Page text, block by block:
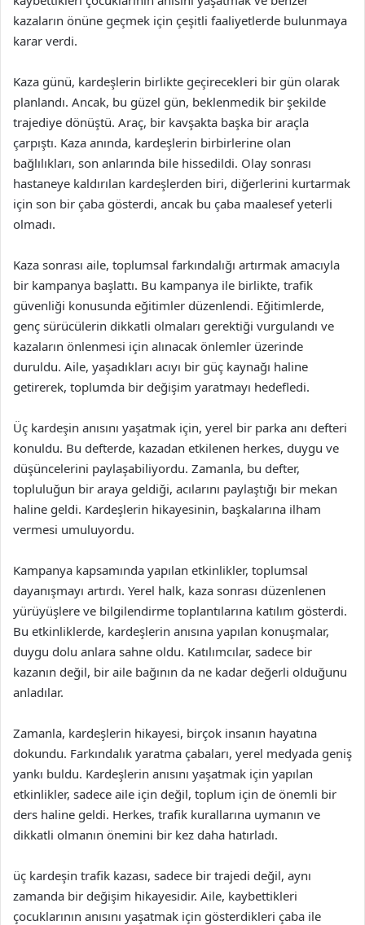
kazaların önüne geçmek için çeşitli faaliyetlerde bulunmaya
karar verdi.
Kaza günü, kardeşlerin birlikte geçirecekleri bir gün olarak
planlandı. Ancak, bu güzel gün, beklenmedik bir şekilde
trajediye dönüştü. Araç, bir kavşakta başka bir araçla
çarpıştı. Kaza anında, kardeşlerin birbirlerine olan
bağlılıkları, son anlarında bile hissedildi. Olay sonrası
hastaneye kaldırılan kardeşlerden biri, diğerlerini kurtarmak
için son bir çaba gösterdi, ancak bu çaba maalesef yeterli
olmadı.
Kaza sonrası aile, toplumsal farkındalığı artırmak amacıyla
bir kampanya başlattı. Bu kampanya ile birlikte, trafik
güvenliği konusunda eğitimler düzenlendi. Eğitimlerde,
genç sürücülerin dikkatli olmaları gerektiği vurgulandı ve
kazaların önlenmesi için alınacak önlemler üzerinde
duruldu. Aile, yaşadıkları acıyı bir güç kaynağı haline
getirerek, toplumda bir değişim yaratmayı hedefledi.
Üç kardeşin anısını yaşatmak için, yerel bir parka anı defteri
konuldu. Bu defterde, kazadan etkilenen herkes, duygu ve
düşüncelerini paylaşabiliyordu. Zamanla, bu defter,
topluluğun bir araya geldiği, acılarını paylaştığı bir mekan
haline geldi. Kardeşlerin hikayesinin, başkalarına ilham
vermesi umuluyordu.
Kampanya kapsamında yapılan etkinlikler, toplumsal
dayanışmayı artırdı. Yerel halk, kaza sonrası düzenlenen
yürüyüşlere ve bilgilendirme toplantılarına katılım gösterdi.
Bu etkinliklerde, kardeşlerin anısına yapılan konuşmalar,
duygu dolu anlara sahne oldu. Katılımcılar, sadece bir
kazanın değil, bir aile bağının da ne kadar değerli olduğunu
anladılar.
Zamanla, kardeşlerin hikayesi, birçok insanın hayatına
dokundu. Farkındalık yaratma çabaları, yerel medyada geniş
yankı buldu. Kardeşlerin anısını yaşatmak için yapılan
etkinlikler, sadece aile için değil, toplum için de önemli bir
ders haline geldi. Herkes, trafik kurallarına uymanın ve
dikkatli olmanın önemini bir kez daha hatırladı.
üç kardeşin trafik kazası, sadece bir trajedi değil, aynı
zamanda bir değişim hikayesidir. Aile, kaybettikleri
çocuklarının anısını yaşatmak için gösterdikleri çaba ile